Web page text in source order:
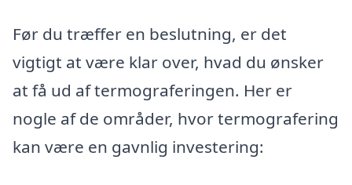
Før du træffer en beslutning, er det
vigtigt at være klar over, hvad du ønsker
at få ud af termograferingen. Her er
nogle af de områder, hvor termografering
kan være en gavnlig investering: